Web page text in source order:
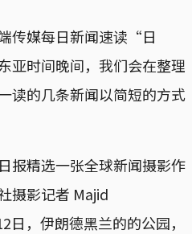
传媒每日新闻速读“日
亚时间晚间，我们会在整理
读的几条新闻以简短的方式
报精选一张全球新闻摄影作
摄影记者 Majid
，伊朗德黑兰的的公园，